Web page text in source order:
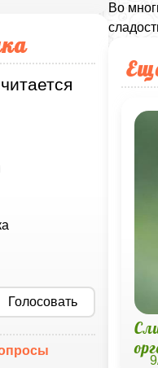
Голосовать
Во